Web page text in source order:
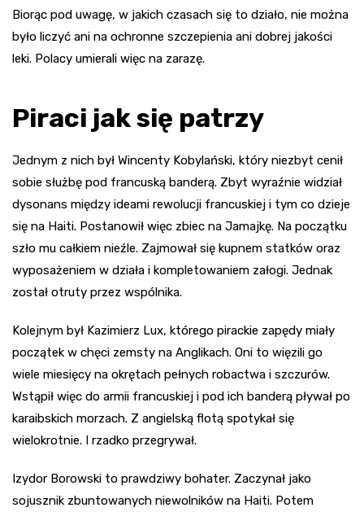
Biorąc pod uwagę, w jakich czasach się to działo, nie można
było liczyć ani na ochronne szczepienia ani dobrej jakości
leki. Polacy umierali więc na zarazę.
Piraci jak się patrzy
Jednym z nich był Wincenty Kobylański, który niezbyt cenił
sobie służbę pod francuską banderą. Zbyt wyraźnie widział
dysonans między ideami rewolucji francuskiej i tym co dzieje
się na Haiti. Postanowił więc zbiec na Jamajkę. Na początku
szło mu całkiem nieźle. Zajmował się kupnem statków oraz
wyposażeniem w działa i kompletowaniem załogi. Jednak
został otruty przez wspólnika.
Kolejnym był Kazimierz Lux, którego pirackie zapędy miały
początek w chęci zemsty na Anglikach. Oni to więzili go
wiele miesięcy na okrętach pełnych robactwa i szczurów.
Wstąpił więc do armii francuskiej i pod ich banderą pływał po
karaibskich morzach. Z angielską flotą spotykał się
wielokrotnie. I rzadko przegrywał.
Izydor Borowski to prawdziwy bohater. Zaczynał jako
sojusznik zbuntowanych niewolników na Haiti. Potem